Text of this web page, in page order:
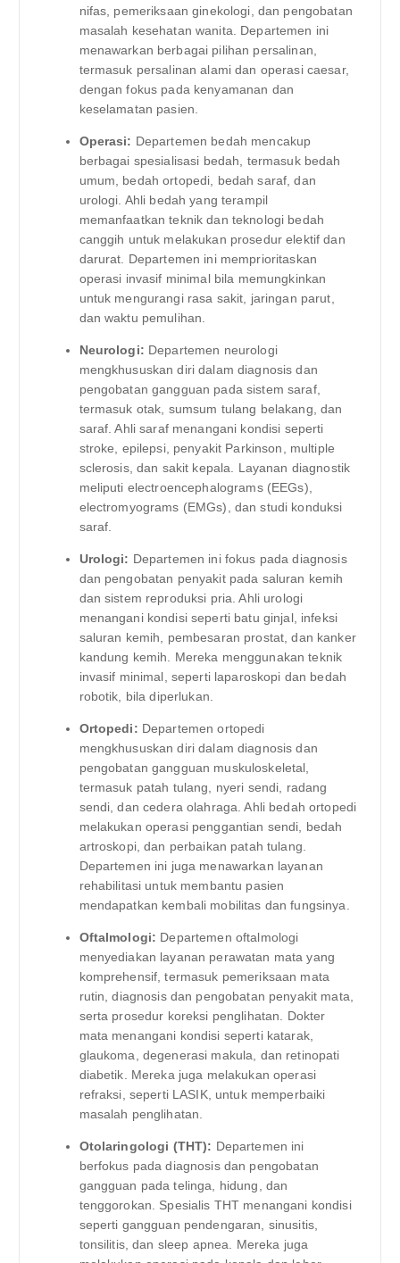
nifas, pemeriksaan ginekologi, dan pengobatan
masalah kesehatan wanita. Departemen ini
menawarkan berbagai pilihan persalinan,
termasuk persalinan alami dan operasi caesar,
dengan fokus pada kenyamanan dan
keselamatan pasien.
Operasi: Departemen bedah mencakup
berbagai spesialisasi bedah, termasuk bedah
umum, bedah ortopedi, bedah saraf, dan
urologi. Ahli bedah yang terampil
memanfaatkan teknik dan teknologi bedah
canggih untuk melakukan prosedur elektif dan
darurat. Departemen ini memprioritaskan
operasi invasif minimal bila memungkinkan
untuk mengurangi rasa sakit, jaringan parut,
dan waktu pemulihan.
Neurologi: Departemen neurologi
mengkhususkan diri dalam diagnosis dan
pengobatan gangguan pada sistem saraf,
termasuk otak, sumsum tulang belakang, dan
saraf. Ahli saraf menangani kondisi seperti
stroke, epilepsi, penyakit Parkinson, multiple
sclerosis, dan sakit kepala. Layanan diagnostik
meliputi electroencephalograms (EEGs),
electromyograms (EMGs), dan studi konduksi
saraf.
Urologi: Departemen ini fokus pada diagnosis
dan pengobatan penyakit pada saluran kemih
dan sistem reproduksi pria. Ahli urologi
menangani kondisi seperti batu ginjal, infeksi
saluran kemih, pembesaran prostat, dan kanker
kandung kemih. Mereka menggunakan teknik
invasif minimal, seperti laparoskopi dan bedah
robotik, bila diperlukan.
Ortopedi: Departemen ortopedi
mengkhususkan diri dalam diagnosis dan
pengobatan gangguan muskuloskeletal,
termasuk patah tulang, nyeri sendi, radang
sendi, dan cedera olahraga. Ahli bedah ortopedi
melakukan operasi penggantian sendi, bedah
artroskopi, dan perbaikan patah tulang.
Departemen ini juga menawarkan layanan
rehabilitasi untuk membantu pasien
mendapatkan kembali mobilitas dan fungsinya.
Oftalmologi: Departemen oftalmologi
menyediakan layanan perawatan mata yang
komprehensif, termasuk pemeriksaan mata
rutin, diagnosis dan pengobatan penyakit mata,
serta prosedur koreksi penglihatan. Dokter
mata menangani kondisi seperti katarak,
glaukoma, degenerasi makula, dan retinopati
diabetik. Mereka juga melakukan operasi
refraksi, seperti LASIK, untuk memperbaiki
masalah penglihatan.
Otolaringologi (THT): Departemen ini
berfokus pada diagnosis dan pengobatan
gangguan pada telinga, hidung, dan
tenggorokan. Spesialis THT menangani kondisi
seperti gangguan pendengaran, sinusitis,
tonsilitis, dan sleep apnea. Mereka juga